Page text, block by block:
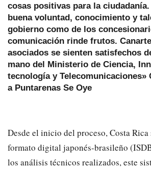
cosas positivas para la
buena voluntad, conocimiento y
gobierno como de los
comunicación rinde frutos.
asociados se sienten satisfechos
mano del Ministerio de Ciencia,
tecnología y Telecomunicaciones»
a Puntarenas Se Oye
Desde el inicio del proceso, Costa
formato digital japonés-brasileño
los análisis técnicos realizados, este